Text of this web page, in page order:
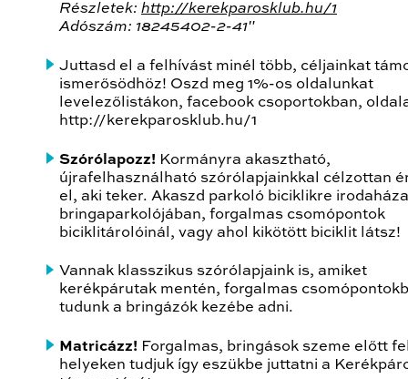
Részletek: http://kerekparosklub.hu/1
Adószám: 18245402-2-41"
Juttasd el a felhívást minél több, céljainkat
ismerősödhöz! Oszd meg 1%-os oldalunkat
levelezőlistákon, facebook csoportokban,
http://kerekparosklub.hu/1
Szórólapozz! Kormányra akasztható,
újrafelhasználható szórólapjainkkal célzottan
el, aki teker. Akaszd parkoló biciklikre
bringaparkolójában, forgalmas csomópontok
biciklitárolóinál, vagy ahol kikötött biciklit látsz!
Vannak klasszikus szórólapjaink is, amiket
kerékpárutak mentén, forgalmas
tudunk a bringázók kezébe adni.
Matricázz! Forgalmas, bringások szeme előtt
helyeken tudjuk így eszükbe juttatni a